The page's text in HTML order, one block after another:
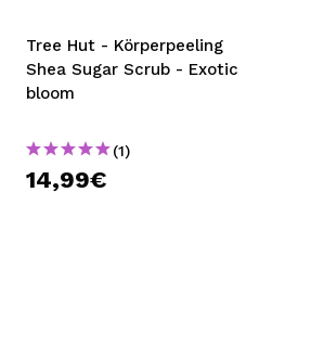
Tree Hut - Körperpeeling
Shea Sugar Scrub - Exotic
bloom
(1)
14,99€